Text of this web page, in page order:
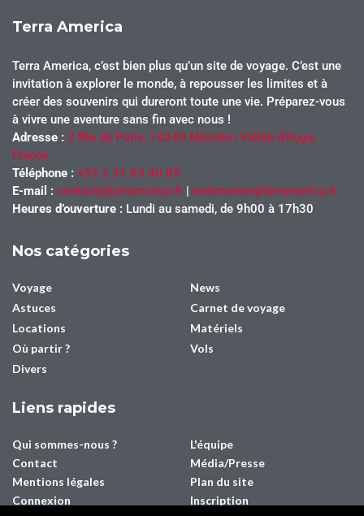
Terra America
Terra America, c’est bien plus qu’un site de voyage. C’est une
invitation à explorer le monde, à repousser les limites et à
créer des souvenirs qui dureront toute une vie. Préparez-vous
à vivre une aventure sans fin avec nous !
Adresse : 2 Rte de Paris, 14340 Mézidon Vallée d’Auge,
France
Téléphone : +33 2 31 63 40 89
E-mail : contact@terramerica.fr | webmaster@terramerica.fr
Heures d’ouverture : Lundi au samedi, de 9h00 à 17h30
Nos catégories
Voyage
News
Astuces
Carnet de voyage
Locations
Matériels
Où partir ?
Vols
Divers
Liens rapides
Qui sommes-nous ?
L'équipe
Contact
Média/Presse
Mentions légales
Plan du site
Connexion
Inscription